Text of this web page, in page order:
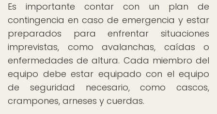
Es importante contar con un plan de
contingencia en caso de emergencia y estar
preparados para enfrentar situaciones
imprevistas, como avalanchas, caídas o
enfermedades de altura. Cada miembro del
equipo debe estar equipado con el equipo
de seguridad necesario, como cascos,
crampones, arneses y cuerdas.